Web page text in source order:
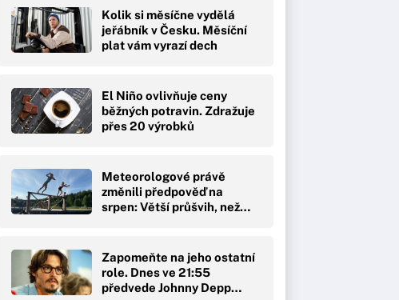
Kolik si měsíčne vydělá
jeřábník v Česku. Měsíční
plat vám vyrazí dech
El Niño ovlivňuje ceny
běžných potravin. Zdražuje
přes 20 výrobků
Meteorologové právě
změnili předpověď na
srpen: Větší průšvih, než…
Zapomeňte na jeho ostatní
role. Dnes ve 21:55
předvede Johnny Depp…